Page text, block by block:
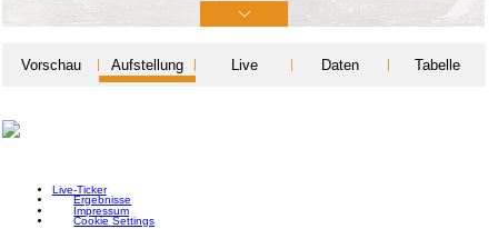
Vorschau Aufstellung Live Daten Tabelle
Live-Ticker
Ergebnisse
Impressum
Cookie Settings